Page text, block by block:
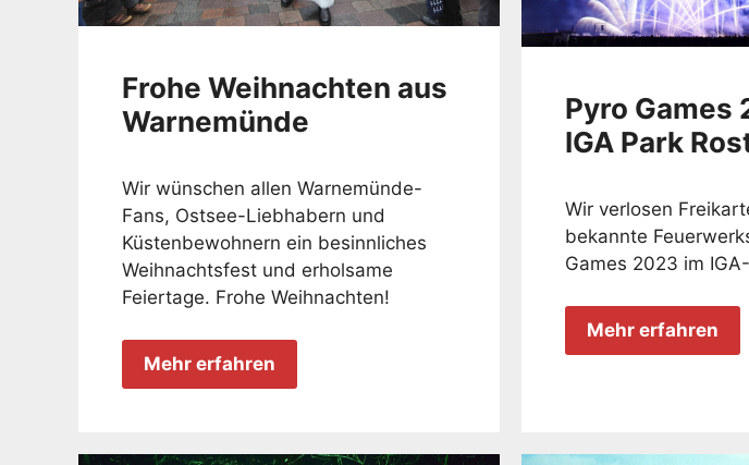
Frohe Weihnachten aus
Warnemünde
Wir wünschen allen Warnemünde-
Fans, Ostsee-Liebhabern und
Küstenbewohnern ein besinnliches
Weihnachtsfest und erholsame
Feiertage. Frohe Weihnachten!
Mehr erfahren
Pyro Games
IGA Park
Wir verlosen
bekannte
Games 2023 im
Mehr erfahren